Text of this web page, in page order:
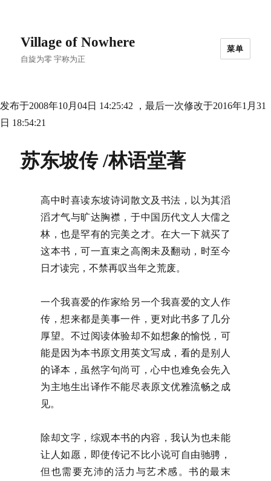
Village of Nowhere
自旋为零 宇称为正
菜单
发布于2008年10月04日 14:25:42 ，最后一次修改于2016年1月31
日 18:54:21
苏东坡传 /林语堂著
高中时喜读东坡诗词散文及书法，以为其滔
滔才气与旷达胸襟，于中国历代文人大儒之
林，也是罕有的完美之才。在大一下就买了
这本书，可一直束之高阁未及翻动，时至今
日才读完，不禁再叹当年之荒废。
一个我喜爱的作家给另一个我喜爱的文人作
传，想来都是美事一件，更对此书多了几分
厚望。不过阅读体验却不如想象的愉悦，可
能是因为本书原文用英文写成，看的是别人
的译本，虽然字句尚可，心中也难免会先入
为主地生出译作不能尽表原文优雅流畅之成
见。
除却文字，综观本书的内容，我认为也未能
让人如愿，即使传记不比小说可自由驰骋，
但也需要充沛的活力与艺术感。书的最末